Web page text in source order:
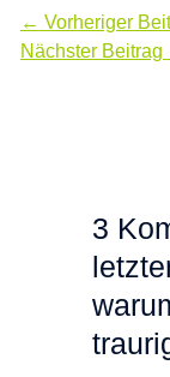
← Vorheriger
Nächster Beitrag
3